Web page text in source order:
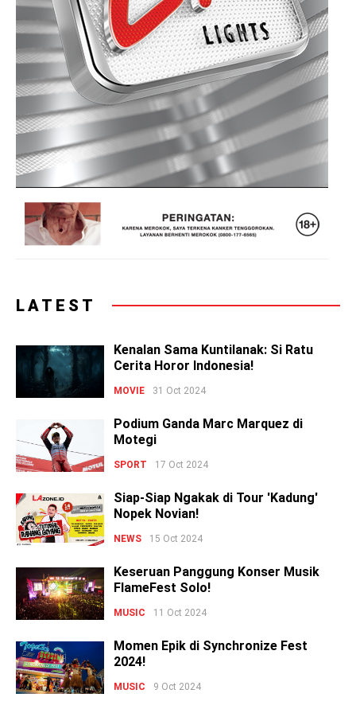
LATEST
Kenalan Sama Kuntilanak: Si Ratu
Cerita Horor Indonesia!
MOVIE 31 Oct 2024
Podium Ganda Marc Marquez di
Motegi
SPORT 17 Oct 2024
Siap-Siap Ngakak di Tour 'Kadung'
Nopek Novian!
NEWS 15 Oct 2024
Keseruan Panggung Konser Musik
FlameFest Solo!
MUSIC 11 Oct 2024
Momen Epik di Synchronize Fest
2024!
MUSIC 9 Oct 2024